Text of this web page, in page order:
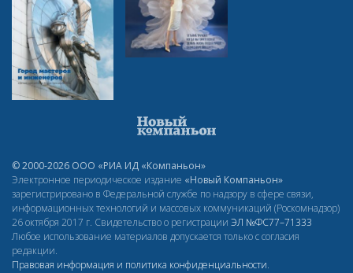
© 2000-2026 ООО «РИА ИД «Компаньон»
Электронное периодическое издание «Новый Компаньон»
зарегистрировано в Федеральной службе по надзору в сфере связи,
информационных технологий и массовых коммуникаций (Роскомнадзор)
26 октября 2017 г. Свидетельство о регистрации ЭЛ №ФС77–71333
Любое использование материалов допускается только с согласия
редакции.
Правовая информация и политика конфиденциальности.